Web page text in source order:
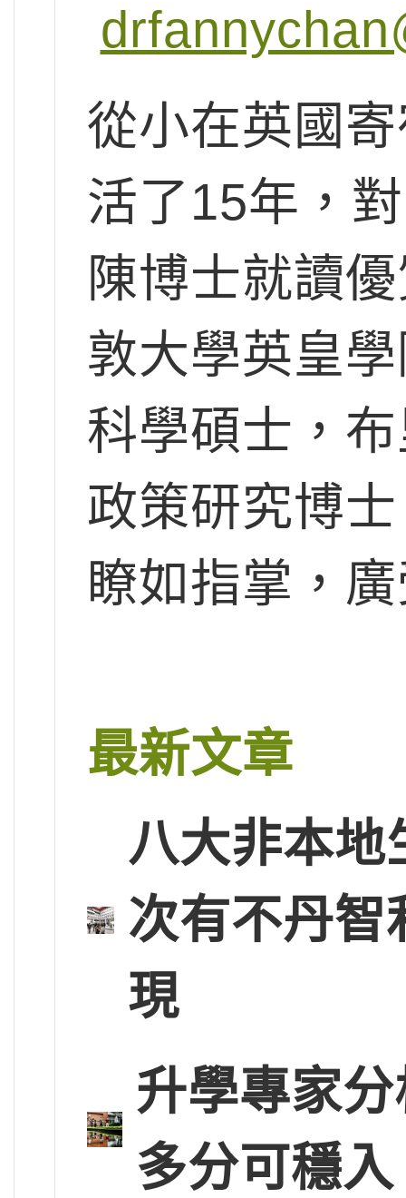
從小在英國
活了15年，
陳博士就讀
敦大學英皇
科學碩士，
政策研究博
瞭如指掌，
最新文章
八大非本地
次有不丹智
現
升學專家
多分可穩